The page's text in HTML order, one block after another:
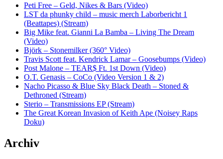
Peti Free – Geld, Nikes & Bars (Video)
LST da phunky child – music merch Laborbericht 1
(Beattapes) (Stream)
Big Mike feat. Gianni La Bamba – Living The Dream
(Video)
Björk – Stonemilker (360° Video)
Travis Scott feat. Kendrick Lamar – Goosebumps (Video)
Post Malone – TEAR$ Ft. 1st Down (Video)
O.T. Genasis – CoCo (Video Version 1 & 2)
Nacho Picasso & Blue Sky Black Death – Stoned &
Dethroned (Stream)
Sterio – Transmissions EP (Stream)
The Great Korean Invasion of Keith Ape (Noisey Raps
Doku)
Archiv